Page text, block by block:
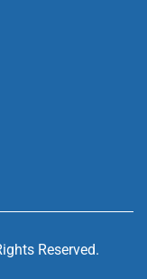
Reserved.